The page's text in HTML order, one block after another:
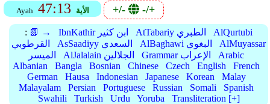
Ayah 47:13 الأية +/- -/+
: 📗 → IbnKathir ابن كثير AtTabariy الطبري
AlQurtubi
القرطوبي
AsSaadiyy السعدي AlBaghawi البغوي
AlMuyassar
الميسر
AlJalalain الجلالين Grammar الإعراب
Arabic
Albanian
Bangla Bosnian Chinese Czech English
French
German
Hausa Indonesian Japanese Korean
Malay
Malayalam
Persian Portuguese Russian Somali
Spanish
Swahili
Turkish Urdu Yoruba Transliteration [+]